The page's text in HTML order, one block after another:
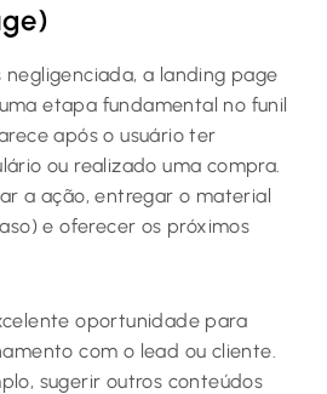
negligenciada, a landing page
etapa fundamental no funil
após o usuário ter
ou realizado uma compra.
a ação, entregar o material
e oferecer os próximos
oportunidade para
com o lead ou cliente.
sugerir outros conteúdos